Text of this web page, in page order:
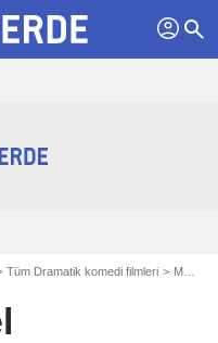
profil search
Tüm Dramatik komedi filmleri Michael